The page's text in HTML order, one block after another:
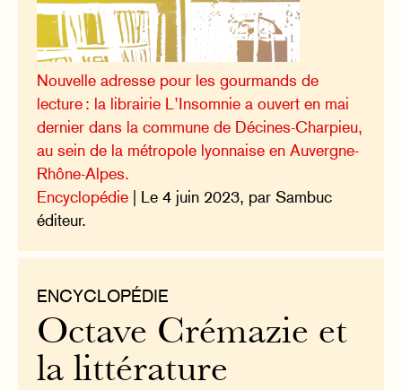
Nouvelle adresse pour les gourmands de
lecture : la librairie L’Insomnie a ouvert en mai
dernier dans la commune de Décines-Charpieu,
au sein de la métropole lyonnaise en Auvergne-
Rhône-Alpes.
Encyclopédie | Le 4 juin 2023, par Sambuc
éditeur.
ENCYCLOPÉDIE
Octave Crémazie et
la littérature